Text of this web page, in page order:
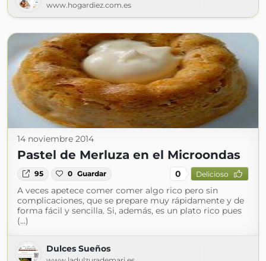
www.hogardiez.com.es
14 noviembre 2014
Pastel de Merluza en el Microondas
95 0 Guardar 0 Delicioso
A veces apetece comer comer algo rico pero sin
complicaciones, que se prepare muy rápidamente y de
forma fácil y sencilla. Si, además, es un plato rico pues
(...)
Dulces Sueños